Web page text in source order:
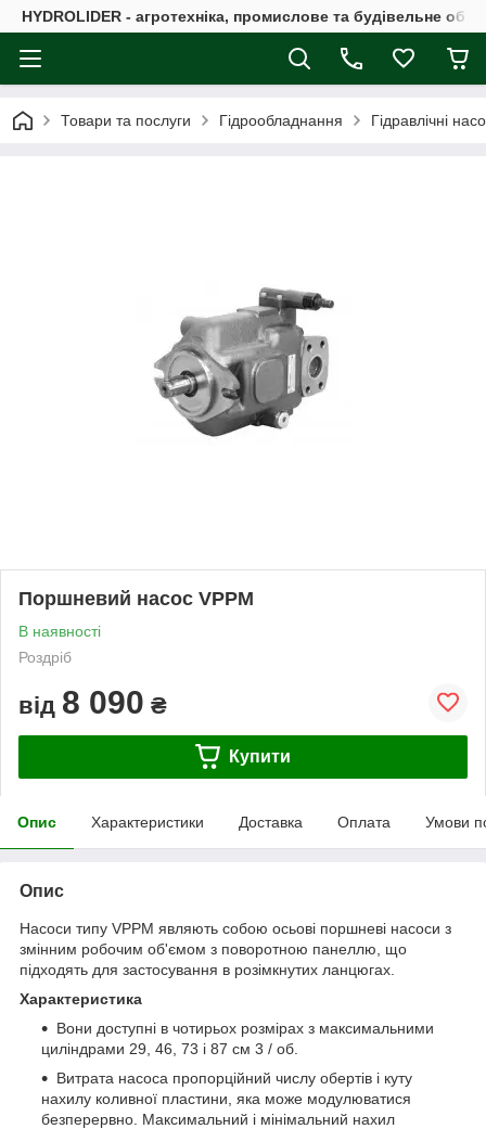
HYDROLIDER - агротехніка, промислове та будівельне
Товари та послуги Гідрообладнання Гідравлічні
Поршневий насос VPPM
В наявності
Роздріб
від 8 090 ₴
Купити
Опис Характеристики Доставка Оплата Умови
Опис
Насоси типу VPPM являють собою осьові поршневі насоси з
змінним робочим об'ємом з поворотною панеллю, що
підходять для застосування в розімкнутих ланцюгах.
Характеристика
Вони доступні в чотирьох розмірах з максимальними
циліндрами 29, 46, 73 і 87 см 3 / об.
Витрата насоса пропорційний числу обертів і куту
нахилу коливної пластини, яка може модулюватися
безперервно. Максимальний і мінімальний нахил